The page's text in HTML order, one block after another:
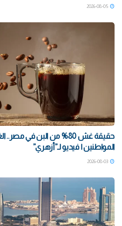
حقيقة غش 80% من البن في
المواطنين | فيديو لـ”أزهري”